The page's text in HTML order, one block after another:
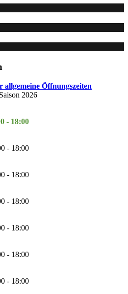
Öffnungszeiten
Saison 2026
- 18:00
- 18:00
- 18:00
- 18:00
- 18:00
- 18:00
- 18:00